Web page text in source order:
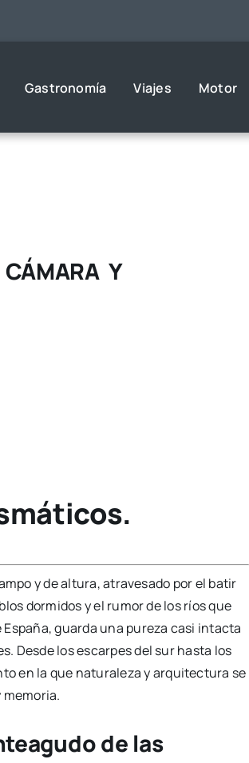
Gastronomía Viajes Motor
CÁMARA Y
y de altura, atravesado por el batir
dormidos y el rumor de los ríos que
guarda una pureza casi intacta
Desde los escarpes del sur hasta los
en la que naturaleza y arquitectura se
de las